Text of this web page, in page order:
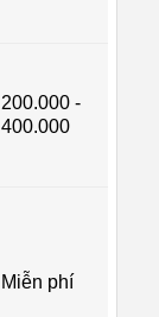
200.000 -
400.000
Miễn phí